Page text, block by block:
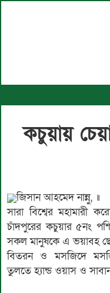
কচুয়ায়
জিসান আহমেদ নান্নু, ॥
সারা বিশ্বের মহামারী
চাঁদপুরের কচুয়ার ৫নং
সকল মানুষকে এ ভয়াবহ
বিতরন ও মসজিদে
তুলতে হ্যান্ড ওয়াস ও